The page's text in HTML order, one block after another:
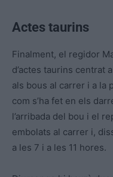
Actes taurins
Finalment, el regidor
d’actes taurins centrat
als bous al carrer i a la
com s’ha fet en els
l’arribada del bou i el
embolats al carrer i,
a les 7 i a les 11 hores.